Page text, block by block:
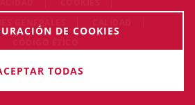
2026 Il·lustre Col·legi de l'Advocacia
DE COOKIES
TODAS